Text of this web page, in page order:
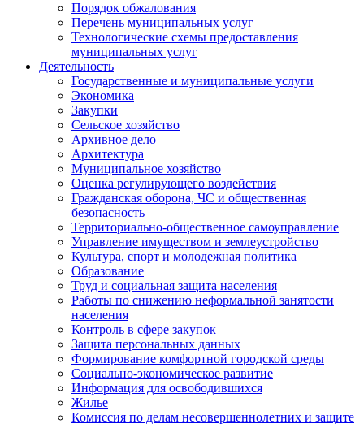
Порядок обжалования
Перечень муниципальных услуг
Технологические схемы предоставления
муниципальных услуг
Деятельность
Государственные и муниципальные услуги
Экономика
Закупки
Сельское хозяйство
Архивное дело
Архитектура
Муниципальное хозяйство
Оценка регулирующего воздействия
Гражданская оборона, ЧС и общественная
безопасность
Территориально-общественное самоуправление
Управление имуществом и землеустройство
Культура, спорт и молодежная политика
Образование
Труд и социальная защита населения
Работы по снижению неформальной занятости
населения
Контроль в сфере закупок
Защита персональных данных
Формирование комфортной городской среды
Социально-экономическое развитие
Информация для освободившихся
Жилье
Комиссия по делам несовершеннолетних и защите